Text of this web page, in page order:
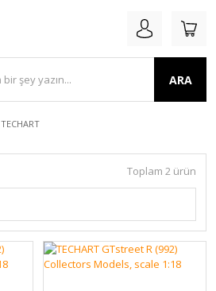
ARA
TECHART
Toplam 2 ürün